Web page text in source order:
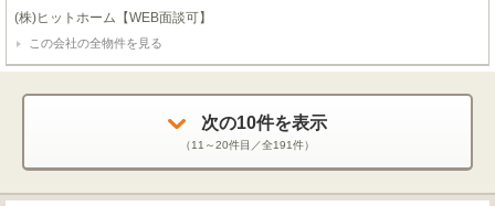
ても快適に暮らせる利便性の高い立地。周辺には商業施設や生活利便施設が充
実しており、毎日の暮らしもスムーズです。2020年築のデザイナーズマンシ
ョンで、最上階・角部屋の特別感あふれるお部屋。南向きバルコニーで日当た
り良好、14.9帖の広々LDKは開放感たっぷり！キッチンは3口ガスコンロのシ
ス、浴室乾燥機、独立洗面台など水回り設備も充実しています。さらに、ウォ
ークインクローゼットとシューズインクローゼットで収納力も抜群。オートロ
ック・防犯カメラ・宅配BOXなど、セキュリティ面や利便性も万全です。敷金
ンク上の暮らしを実現しませんか？まずはお気軽にお問い合わせください。📹
(株)ヒットホーム【WEB面談可】
この会社の全物件を見る
次の10件を表示
（11～20件目／全191件）